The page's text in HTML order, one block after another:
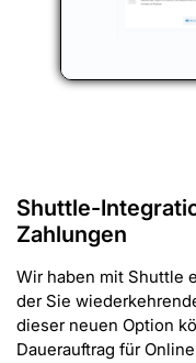
Shuttle-
Zahlungen
Wir haben mit Shuttle
der Sie
dieser neuen Option
Dauerauftrag für